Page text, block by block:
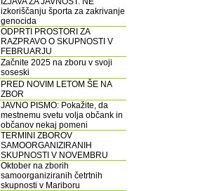
izkoriščanju športa za zakrivanje
genocida
ODPRTI PROSTORI ZA
RAZPRAVO O SKUPNOSTI V
FEBRUARJU
Začnite 2025 na zboru v svoji
soseski
PRED NOVIM LETOM ŠE NA
ZBOR
JAVNO PISMO: Pokažite, da
mestnemu svetu volja občank in
občanov nekaj pomeni
TERMINI ZBOROV
SAMOORGANIZIRANIH
SKUPNOSTI V NOVEMBRU
Oktober na zborih
samoorganiziranih četrtnih
skupnosti v Mariboru